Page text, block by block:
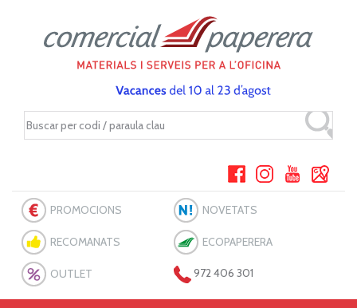
PROMOCIONS NOVETATS
RECOMANATS ECOPAPERERA
OUTLET 972 406 301